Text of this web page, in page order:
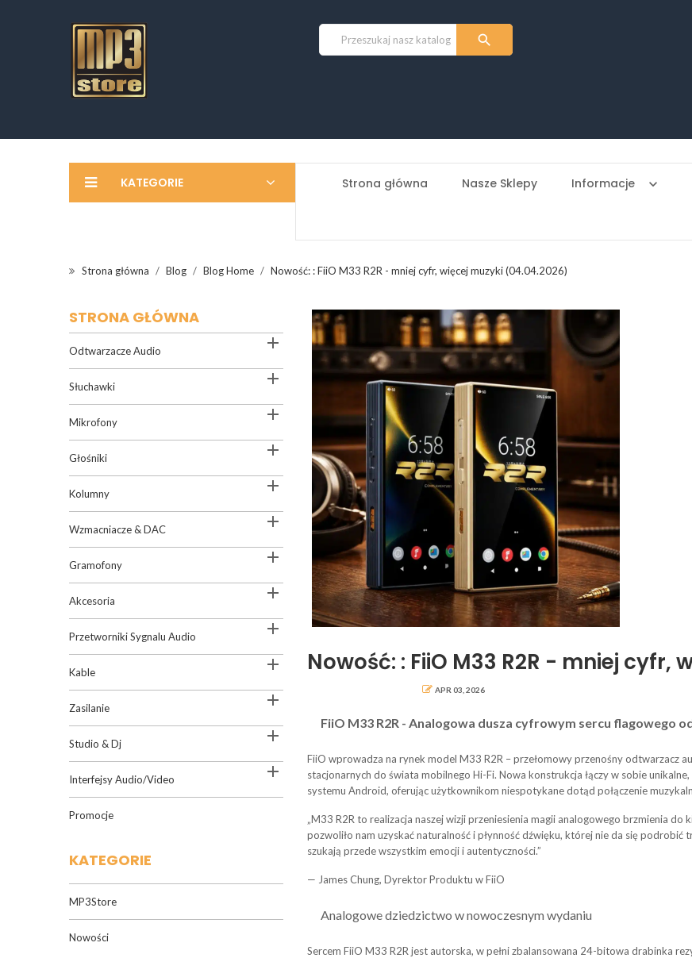

KATEGORIE Strona główna Nasze Sklepy Informacje keyboard_arrow_down
Strona główna Blog Blog Home Nowość: : FiiO M33 R2R - mniej cyfr, więcej muzyki (04.04.2026)
STRONA GŁÓWNA
Odtwarzacze Audio 
Słuchawki 
Mikrofony 
Głośniki 
Kolumny 
Wzmacniacze & DAC 
Gramofony 
Akcesoria 
Przetworniki Sygnalu Audio 
Kable 
Zasilanie 
Studio & Dj 
Interfejsy Audio/Video 
Promocje
KATEGORIE
MP3Store
Nowości
Nowość: : FiiO M33 R2R - mniej cyfr,
APR 03, 2026
FiiO M33 R2R - Analogowa dusza cyfrowym sercu flagowego
FiiO wprowadza na rynek model M33 R2R – przełomowy przenośny odtwarzacz
stacjonarnych do świata mobilnego Hi-Fi. Nowa konstrukcja łączy w sobie
systemu Android, oferując użytkownikom niespotykane dotąd połączenie
„M33 R2R to realizacja naszej wizji przeniesienia magii analogowego brzmienia
pozwoliło nam uzyskać naturalność i płynność dźwięku, której nie da się
szukają przede wszystkim emocji i autentyczności.”
— James Chung, Dyrektor Produktu w FiiO
Analogowe dziedzictwo w nowoczesnym wydaniu
Sercem FiiO M33 R2R jest autorska, w pełni zbalansowana 24-bitowa drabinka